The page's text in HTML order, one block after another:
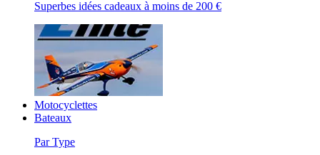
Superbes idées cadeaux à moins de 200 €
Motocyclettes
Bateaux
Par Type